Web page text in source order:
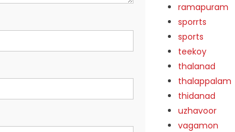
ramapuram
sporrts
sports
teekoy
thalanad
thalappalam
thidanad
uzhavoor
vagamon